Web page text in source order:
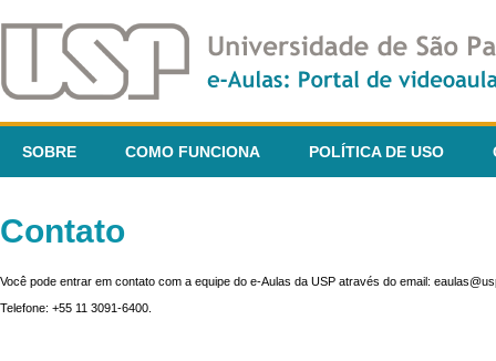
SOBRE COMO FUNCIONA POLÍTICA DE USO
Contato
Você pode entrar em contato com a equipe do e-Aulas da USP através do email:
Telefone: +55 11 3091-6400.